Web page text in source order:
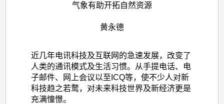
气象有助开拓自然资源
黄永德
近几年电讯科技及互联网的急速发展，改变了
人类的通讯模式及生活习惯。从手提电话、电
子邮件、网上会议以至ICQ等，使不少人对新
科技趋之若鹜，对未来科技世界及新经济更是
充满憧憬。